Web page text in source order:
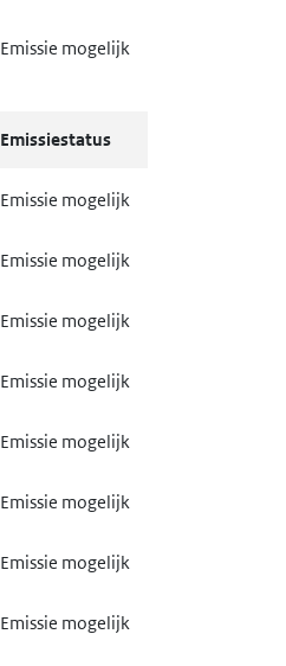
Emissie mogelijk
Gebruik mogelijk
Emissie mogelijk
Emissie mogelijk
Emissie mogelijk
Gebruik mogelijk
Gebruik mogelijk
Emissie mogelijk
Emissiestatus
Emissie mogelijk
Emissie mogelijk
Emissie mogelijk
Emissie mogelijk
Emissie mogelijk
Emissie mogelijk
Emissie mogelijk
Emissie mogelijk